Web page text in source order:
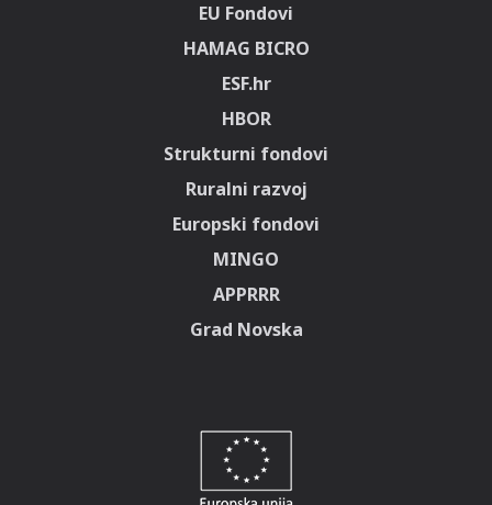
EU Fondovi
HAMAG BICRO
ESF.hr
HBOR
Strukturni fondovi
Ruralni razvoj
Europski fondovi
MINGO
APPRRR
Grad Novska